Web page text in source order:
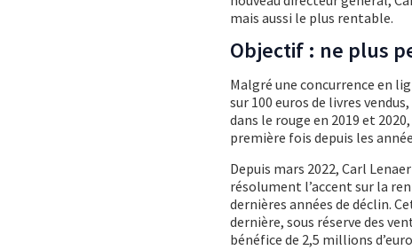
mais aussi le plus rentable.
Objectif : ne plus
Malgré une concurrence en
sur 100 euros de livres
dans le rouge en 2019 et
première fois depuis les
Depuis mars 2022, Carl
résolument l’accent sur la
dernières années de déclin.
dernière, sous réserve des
bénéfice de 2,5 millions